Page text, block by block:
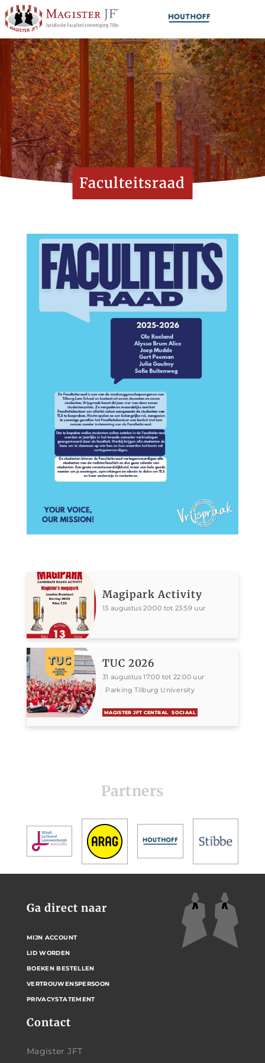
Faculteitsraad
Magipark Activity
13 augustus 20:00 tot 23:59 uur
TUC 2026
31 augustus 17:00 tot 22:00 uur
Parking Tilburg University
MAGISTER JFT CENTRAL SOCIAAL
Partners
Contact
Magister JFT
Ga direct naar
MIJN ACCOUNT
LID WORDEN
BOEKEN BESTELLEN
VERTROUWENSPERSOON
PRIVACYSTATEMENT